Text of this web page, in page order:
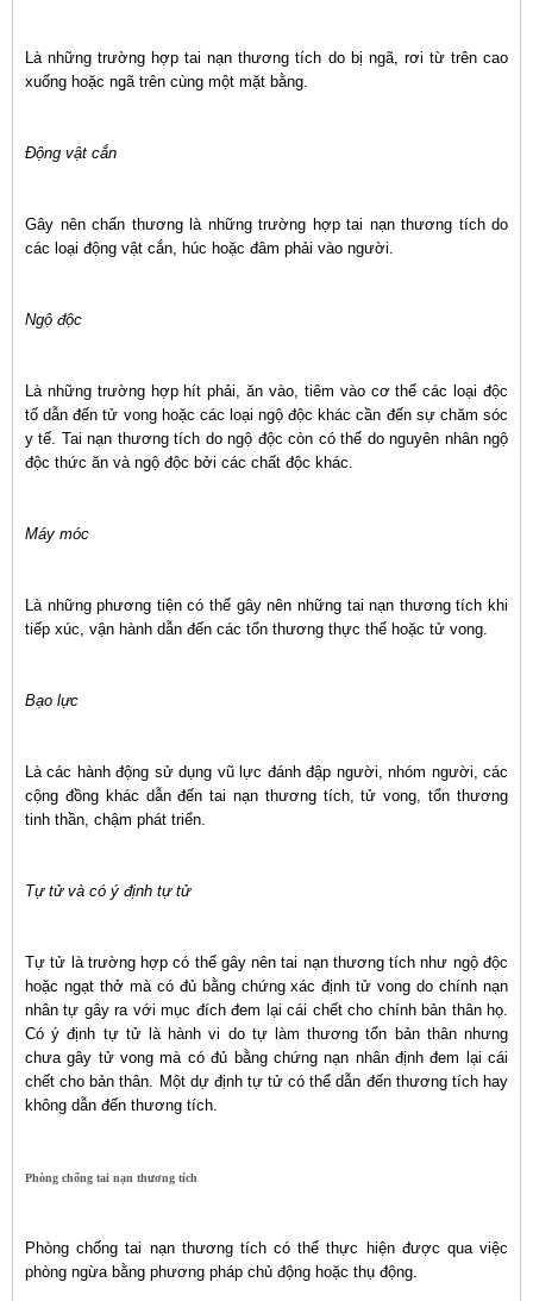
Là những trường hợp tai nạn thương tích do bị ngã, rơi từ trên cao
xuống hoặc ngã trên cùng một mặt bằng.
Động vật cắn
Gây nên chấn thương là những trường hợp tai nạn thương tích do
các loại động vật cắn, húc hoặc đâm phải vào người.
Ngộ độc
Là những trường hợp hít phải, ăn vào, tiêm vào cơ thể các loại độc
tố dẫn đến tử vong hoặc các loại ngộ độc khác cần đến sự chăm sóc
y tế. Tai nạn thương tích do ngộ độc còn có thể do nguyên nhân ngộ
độc thức ăn và ngộ độc bởi các chất độc khác.
Máy móc
Là những phương tiện có thể gây nên những tai nạn thương tích khi
tiếp xúc, vận hành dẫn đến các tổn thương thực thể hoặc tử vong.
Bạo lực
Là các hành động sử dụng vũ lực đánh đập người, nhóm người, các
cộng đồng khác dẫn đến tai nạn thương tích, tử vong, tổn thương
tinh thần, chậm phát triển.
Tự tử và có ý định tự tử
Tự tử là trường hợp có thể gây nên tai nạn thương tích như ngộ độc
hoặc ngạt thở mà có đủ bằng chứng xác định tử vong do chính nạn
nhân tự gây ra với mục đích đem lại cái chết cho chính bản thân họ.
Có ý định tự tử là hành vi do tự làm thương tổn bản thân nhưng
chưa gây tử vong mà có đủ bằng chứng nạn nhân định đem lại cái
chết cho bản thân. Một dự định tự tử có thể dẫn đến thương tích hay
không dẫn đến thương tích.
Phòng chống tai nạn thương tích
Phòng chống tai nạn thương tích có thể thực hiện được qua việc
phòng ngừa bằng phương pháp chủ động hoặc thụ động.